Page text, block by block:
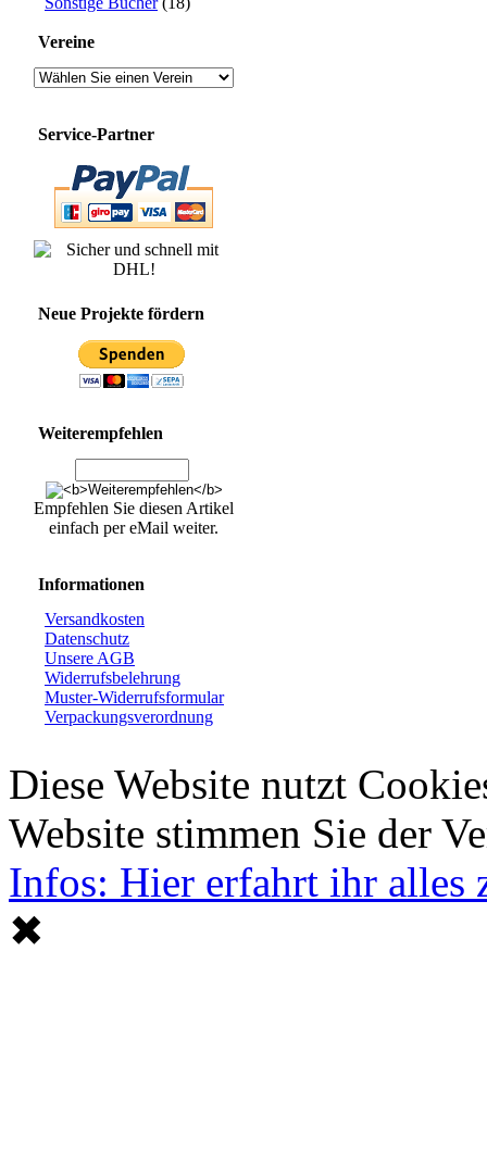
Vereine
Service-Partner
Neue Projekte fördern
Weiterempfehlen
Empfehlen Sie diesen Artikel
einfach per eMail weiter.
Informationen
Versandkosten
Datenschutz
Unsere AGB
Widerrufsbelehrung
Muster-Widerrufsformular
Verpackungsverordnung
Diese Website nutzt
Website stimmen Sie der
Infos: Hier erfahrt ihr alles
✖